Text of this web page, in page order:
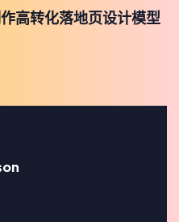
高转化落地页设计模型